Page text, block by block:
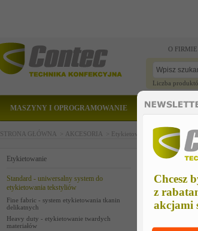
Chcesz
z
akcjami
O FIRMIE
Liczba
MASZYNY I OPROGRAMOWANIE
STRONA GŁÓWNA > AKCESORIA > Etykietowanie > Standard -
Etykietowanie
Standard - uniwersalny system do
etykietowania tekstyliów
Fine fabric - system etykietowania tkanin
delikatnych
Heavy duty - etykietowanie twardych
materiałów
20mm